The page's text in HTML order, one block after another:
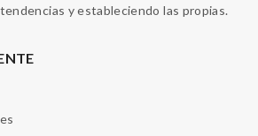
y estableciendo las propias.